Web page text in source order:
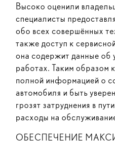
Высоко оценили
специалисты
обо всех совершённых
также доступ к
она содержит данные об
работах. Таким образом
полной информацией о
автомобиля и быть
грозят затруднения в
расходы на
ОБЕСПЕЧЕНИЕ